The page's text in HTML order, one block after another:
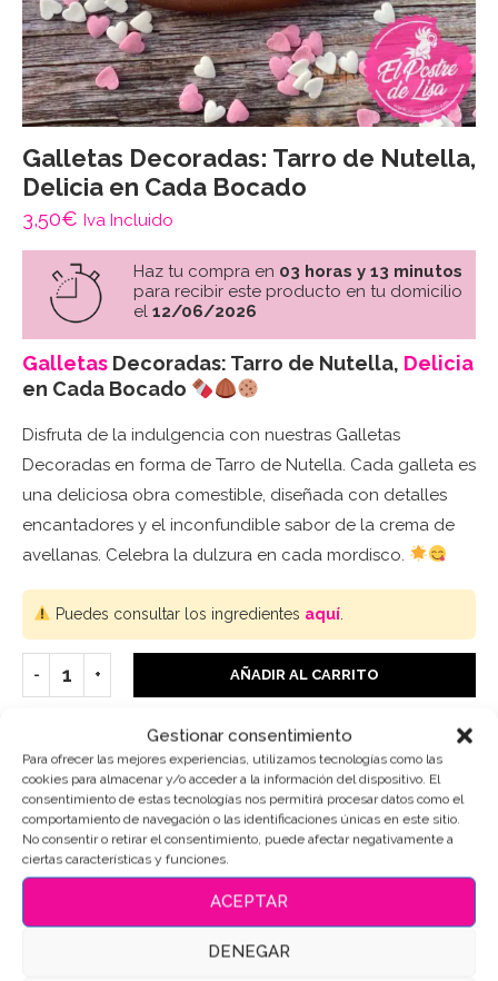
Gestionar consentimiento
Para ofrecer las mejores experiencias, utilizamos tecnologías como las
cookies para almacenar y/o acceder a la información del dispositivo. El
consentimiento de estas tecnologías nos permitirá procesar datos como el
comportamiento de navegación o las identificaciones únicas en este sitio.
No consentir o retirar el consentimiento, puede afectar negativamente a
ciertas características y funciones.
ACEPTAR
DENEGAR
Galletas Decoradas: Tarro de Nutella,
Delicia en Cada Bocado
3,50€ Iva Incluido
Haz tu compra en 03 horas y 13 minutos
para recibir este producto en tu domicilio
el 12/06/2026
Galletas Decoradas: Tarro de Nutella, Delicia
en Cada Bocado
Disfruta de la indulgencia con nuestras Galletas
Decoradas en forma de Tarro de Nutella. Cada galleta es
una deliciosa obra comestible, diseñada con detalles
encantadores y el inconfundible sabor de la crema de
avellanas. Celebra la dulzura en cada mordisco.
Puedes consultar los ingredientes aquí.
AÑADIR AL CARRITO
SKU:5406
Categoría:Comida
Etiquetas:Galletas de mantequilla
Galletas personalizadas
Compartir